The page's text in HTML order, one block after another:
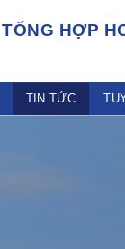
HỢP
TIN TỨC